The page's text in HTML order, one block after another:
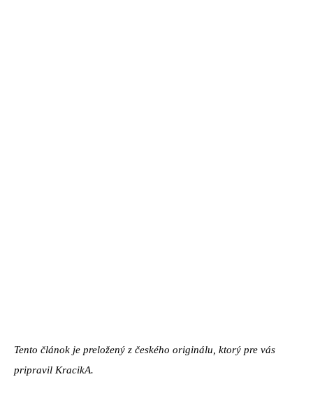
Tento článok je preložený z českého originálu, ktorý pre vás
pripravil KracikA.